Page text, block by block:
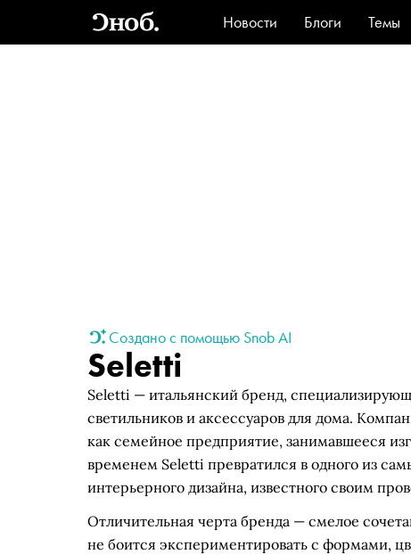
Новости Блоги Темы
Стиль
Создано с помощью Snob AI
Seletti
Seletti — итальянский бренд,
светильников и аксессуаров для дома.
как семейное предприятие, занимавшееся
временем Seletti превратился в одного из
интерьерного дизайна, известного своим
Отличительная черта бренда — смелое
не боится экспериментировать с формами,